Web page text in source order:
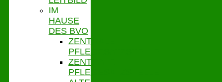
IM
HAUSE
DES BVO
ZENTRALE
PFLEGESATZSTELLE
ZENTRALE
PFLEGESATZSTELLE